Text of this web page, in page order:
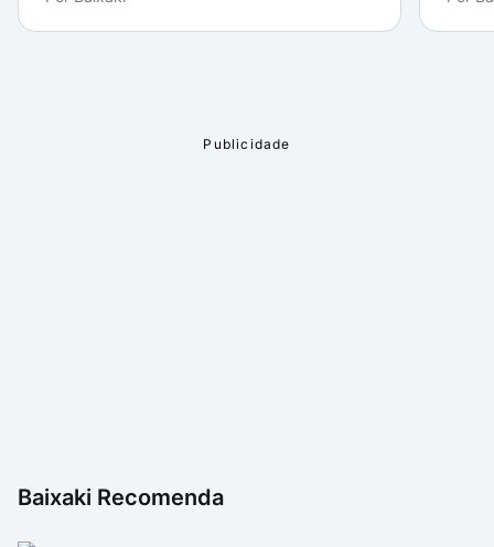
Baixaki Recomenda